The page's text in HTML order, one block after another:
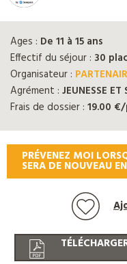
Ages : De 11 à 15 ans
Effectif du séjour : 30
Organisateur :
Agrément : JEUNESSE ET
Frais de dossier : 19.00
PRÉVENEZ MOI
SERA DE NOUVEAU